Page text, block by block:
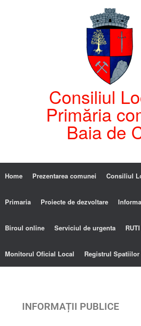
Consiliul
Primăria
Baia de
Home Prezentarea comunei Consiliul
Primaria Proiecte de dezvoltare
Biroul online Serviciul de urgenta RUTI
Monitorul Oficial Local Registrul Spatiilor
INFORMAȚII PUBLICE